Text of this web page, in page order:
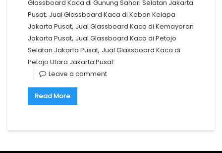
Glassboard Kaca di Gunung Sahari Selatan Jakarta
Pusat, Jual Glassboard Kaca di Kebon Kelapa
Jakarta Pusat, Jual Glassboard Kaca di Kemayoran
Jakarta Pusat, Jual Glassboard Kaca di Petojo
Selatan Jakarta Pusat, Jual Glassboard Kaca di
Petojo Utara Jakarta Pusat
Leave a comment
Read More